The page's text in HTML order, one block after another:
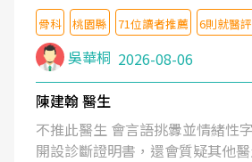
骨科 桃園縣 71位讀者推薦 6則就醫
吳華桐 2026-08-06
陳建翰 醫生
不推此醫生 會言語挑釁並情緒性
開設診斷證明書，還會質疑其他醫